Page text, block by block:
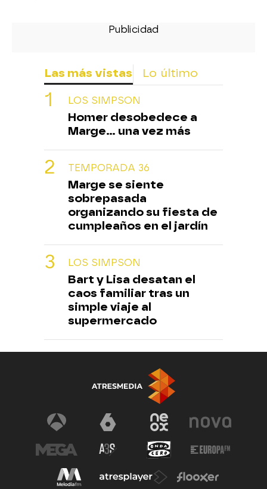
Las más vistas Lo último
LOS SIMPSON
Homer desobedece a
Marge... una vez más
TEMPORADA 36
Marge se siente
sobrepasada
organizando su fiesta de
cumpleaños en el jardín
LOS SIMPSON
Bart y Lisa desatan el
caos familiar tras un
simple viaje al
supermercado